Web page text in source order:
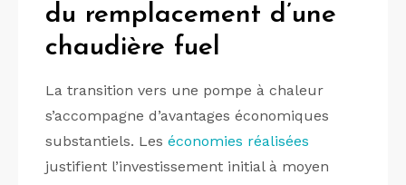
du remplacement d’une
chaudière fuel
La transition vers une pompe à chaleur
s’accompagne d’avantages économiques
substantiels. Les économies réalisées
justifient l’investissement initial à moyen